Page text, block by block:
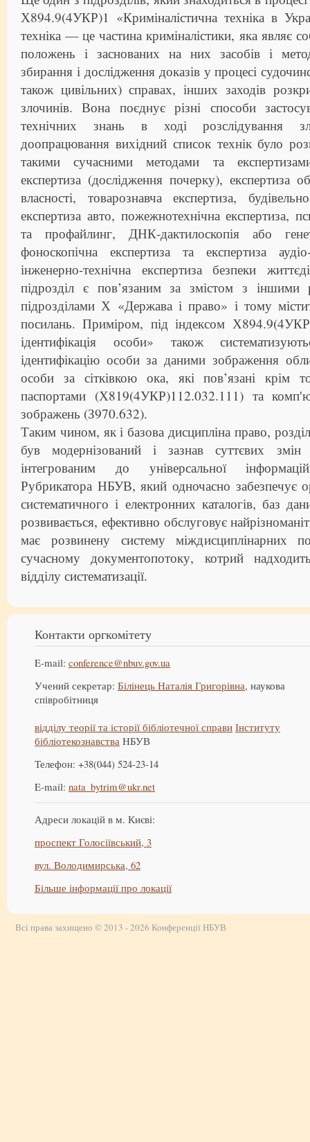
Х894.9(4УКР)1 «Криміналістична техніка в
техніка — це частина криміналістики, яка являє
положень і заснованих на них засобів і
збирання і дослідження доказів у процесі
також цивільних) справах, інших заходів
злочинів. Вона поєднує різні способи
технічних знань в ході розслідування
доопрацювання вихідний список технік було
такими сучасними методами та
експертиза (дослідження почерку), експертиза
власності, товарознавча експертиза,
експертиза авто, пожежнотехнічна експертиза,
та профайлинг, ДНК-дактилоскопія або
фоноскопічна експертиза та експертиза
інженерно-технічна експертиза безпеки
підрозділ є пов’язаним за змістом з
підрозділами Х «Держава і право» і тому
посилань. Приміром, під індексом
ідентифікація особи» також
ідентифікацію особи за даними зображення
особи за сітківкою ока, які пов’язані крім
паспортами (Х819(4УКР)112.032.111) та
зображень (З970.632).
Таким чином, як і базова дисципліна право,
був модернізований і зазнав суттєвих
інтегрованим до універсальної
Рубрикатора НБУВ, який одночасно забезпечує
систематичного і електронних каталогів, баз
розвивається, ефективно обслуговує
має розвинену систему міждисциплінарних
сучасному документопотоку, котрий
відділу систематизації.
Контакти оргкомітету
E-mail: conference@nbuv.gov.ua
Учений секретар: Білінець Наталія Григорівна, наукова
співробітниця
відділу теорії та історії бібліотечної справи Інституту
бібліотекознавства НБУВ
Телефон: +38(044) 524-23-14
E-mail: nata_bytrim@ukr.net
Адреси локацій в м. Києві:
проспект Голосіївський, 3
вул. Володимирська, 62
Більше інформації про локації
Всі права захищено © 2013 - 2026 Конференції НБУВ